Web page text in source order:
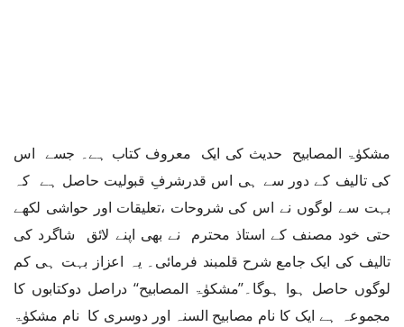
مشکوٰۃ المصابیح حدیث کی ایک معروف کتاب ہے۔ جسے اس
کی تالیف کے دور سے ہی اس قدرشرفِ قبولیت حاصل ہے کہ
بہت سے لوگوں نے اس کی شروحات ،تعلیقات اور حواشی لکھے
حتی خود مصنف کے استاذ محترم نے بھی اپنے لائق شاگرد کی
تالیف کی ایک جامع شرح قلمبند فرمائی۔ یہ اعزاز بہت ہی کم
لوگوں حاصل ہوا ہوگا۔’’مشکوٰۃ المصابیح‘‘ دراصل دوکتابوں کا
مجموعہ ہے ایک کا نام مصابیح السنہ اور دوسری کا نام مشکوٰۃ